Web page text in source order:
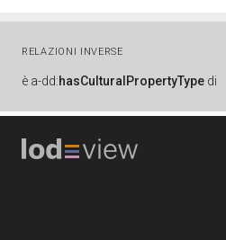
RELAZIONI INVERSE
è a-dd:hasCulturalPropertyType di